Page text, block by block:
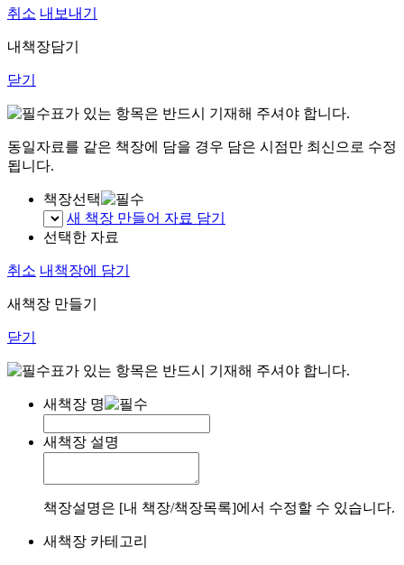
취소 내보내기
내책장담기
닫기
표가 있는 항목은 반드시 기재해 주셔야 합니다.
동일자료를 같은 책장에 담을 경우 담은 시점만 최신으로 수정
됩니다.
책장선택
새 책장 만들어 자료 담기
선택한 자료
취소 내책장에 담기
새책장 만들기
닫기
표가 있는 항목은 반드시 기재해 주셔야 합니다.
새책장 명
새책장 설명
책장설명은 [내 책장/책장목록]에서 수정할 수 있습니다.
새책장 카테고리